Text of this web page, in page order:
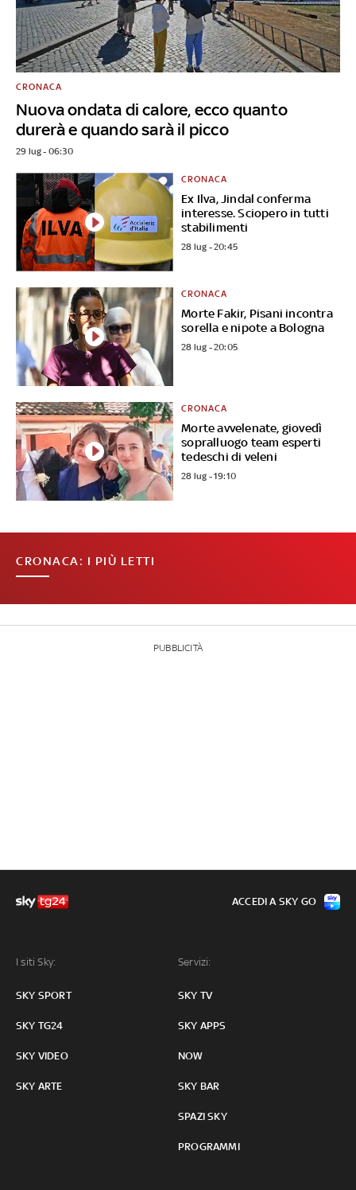
Nuova ondata di calore, ecco quanto
durerà e quando sarà il picco
CRONACA
29 lug - 06:30
Ex Ilva, Jindal conferma
interesse. Sciopero in tutti
stabilimenti
CRONACA
28 lug - 20:45
Morte Fakir, Pisani incontra
sorella e nipote a Bologna
CRONACA
28 lug - 20:05
Morte avvelenate, giovedì
sopralluogo team esperti
tedeschi di veleni
CRONACA
28 lug - 19:10
CRONACA: I PIÙ LETTI
PUBBLICITÀ
I siti Sky:
SKY SPORT
SKY TG24
SKY VIDEO
SKY ARTE
Servizi:
SKY TV
SKY APPS
NOW
SKY BAR
SPAZI SKY
PROGRAMMI
ACCEDI A SKY GO